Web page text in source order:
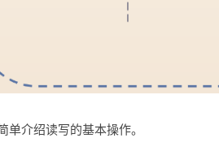
单介绍读写的基本操作。